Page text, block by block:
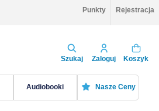
Punkty Rejestracja
Szukaj Zaloguj Koszyk
Audiobooki Nasze Ceny